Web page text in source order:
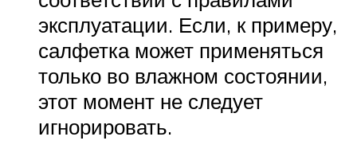
эксплуатации. Если, к примеру,
салфетка может применяться
только во влажном состоянии,
этот момент не следует
игнорировать.